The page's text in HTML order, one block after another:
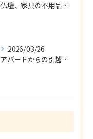
仏壇、家具の不用品回収
2026/03/26
アパートからの引越の不用品回収